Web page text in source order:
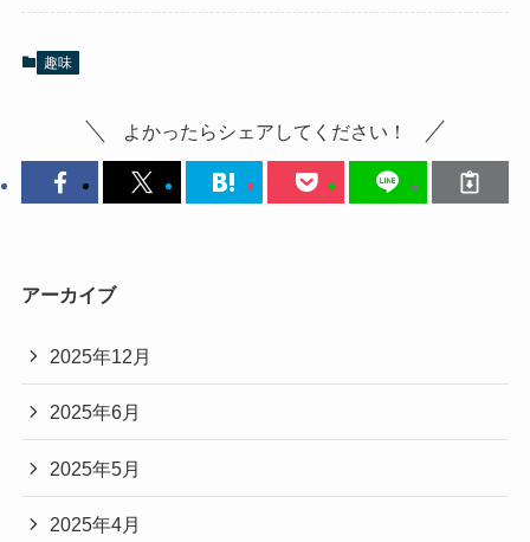
趣味
よかったらシェアしてください！
アーカイブ
2025年12月
2025年6月
2025年5月
2025年4月